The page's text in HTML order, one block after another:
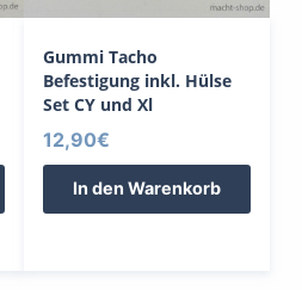
Gummi Tacho
Befestigung inkl. Hülse
Set CY und Xl
12,90€
In den Warenkorb